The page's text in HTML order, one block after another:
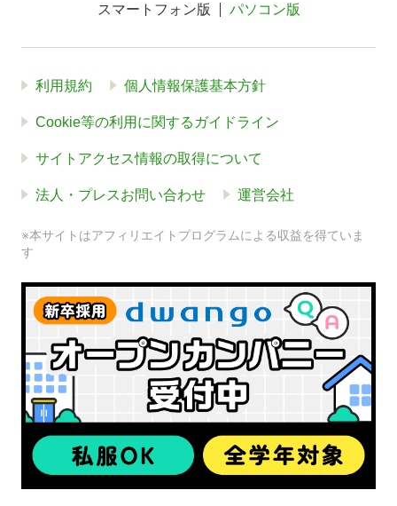
スマートフォン版 パソコン版
利用規約 個人情報保護基本方針
Cookie等の利用に関するガイドライン
サイトアクセス情報の取得について
法人・プレスお問い合わせ 運営会社
※本サイトはアフィリエイトプログラムによる収益を得ていま
す